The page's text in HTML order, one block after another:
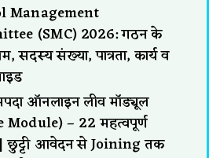
Management
(SMC) 2026: गठन के
सदस्य संख्या, पात्रता, कार्य व
ऑनलाइन लीव मॉड्यूल
Module) – 22 महत्वपूर्ण
छुट्टी आवेदन से Joining तक